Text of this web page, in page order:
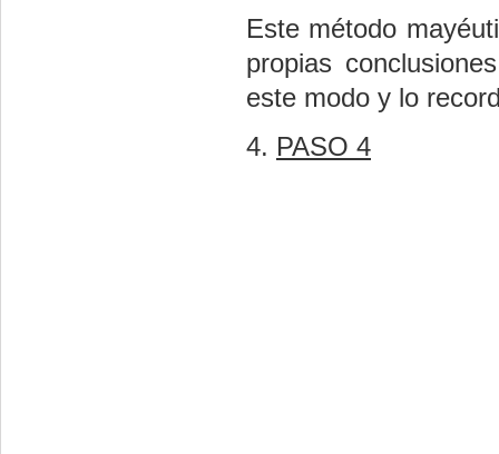
Este método
propias
este modo y lo
4. PASO 4